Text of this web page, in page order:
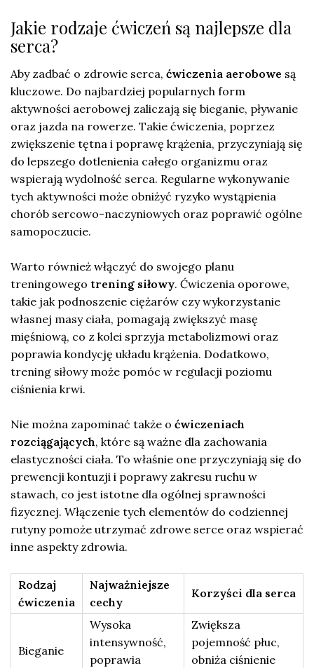
Jakie rodzaje ćwiczeń są najlepsze dla
serca?
Aby zadbać o zdrowie serca, ćwiczenia aerobowe są
kluczowe. Do najbardziej popularnych form
aktywności aerobowej zaliczają się bieganie, pływanie
oraz jazda na rowerze. Takie ćwiczenia, poprzez
zwiększenie tętna i poprawę krążenia, przyczyniają się
do lepszego dotlenienia całego organizmu oraz
wspierają wydolność serca. Regularne wykonywanie
tych aktywności może obniżyć ryzyko wystąpienia
chorób sercowo-naczyniowych oraz poprawić ogólne
samopoczucie.
Warto również włączyć do swojego planu
treningowego trening siłowy. Ćwiczenia oporowe,
takie jak podnoszenie ciężarów czy wykorzystanie
własnej masy ciała, pomagają zwiększyć masę
mięśniową, co z kolei sprzyja metabolizmowi oraz
poprawia kondycję układu krążenia. Dodatkowo,
trening siłowy może pomóc w regulacji poziomu
ciśnienia krwi.
Nie można zapominać także o ćwiczeniach
rozciągających, które są ważne dla zachowania
elastyczności ciała. To właśnie one przyczyniają się do
prewencji kontuzji i poprawy zakresu ruchu w
stawach, co jest istotne dla ogólnej sprawności
fizycznej. Włączenie tych elementów do codziennej
rutyny pomoże utrzymać zdrowe serce oraz wspierać
inne aspekty zdrowia.
Rodzaj
ćwiczenia
Najważniejsze
cechy
Korzyści dla serca
Bieganie
Wysoka
intensywność,
poprawia
Zwiększa
pojemność płuc,
obniża ciśnienie